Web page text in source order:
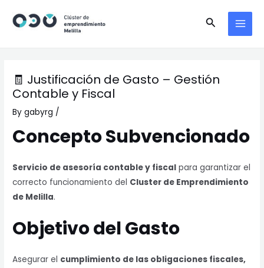
Search
🧾 Justificación de Gasto – Gestión
Contable y Fiscal
Bygabyrg /
Concepto Subvencionado
Servicio de asesoría contable y fiscal para garantizar el
correcto funcionamiento del Cluster de Emprendimiento
de Melilla.
Objetivo del Gasto
Asegurar el cumplimiento de las obligaciones fiscales,